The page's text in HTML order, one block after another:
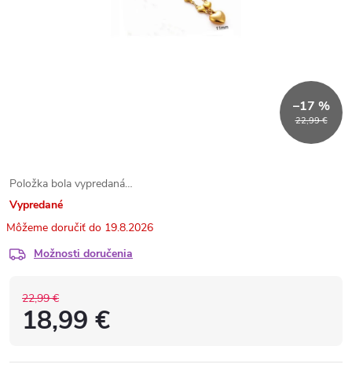
22,99 €
–17 %
Položka bola vypredaná…
Vypredané
19.8.2026
Možnosti doručenia
22,99 €
18,99 €